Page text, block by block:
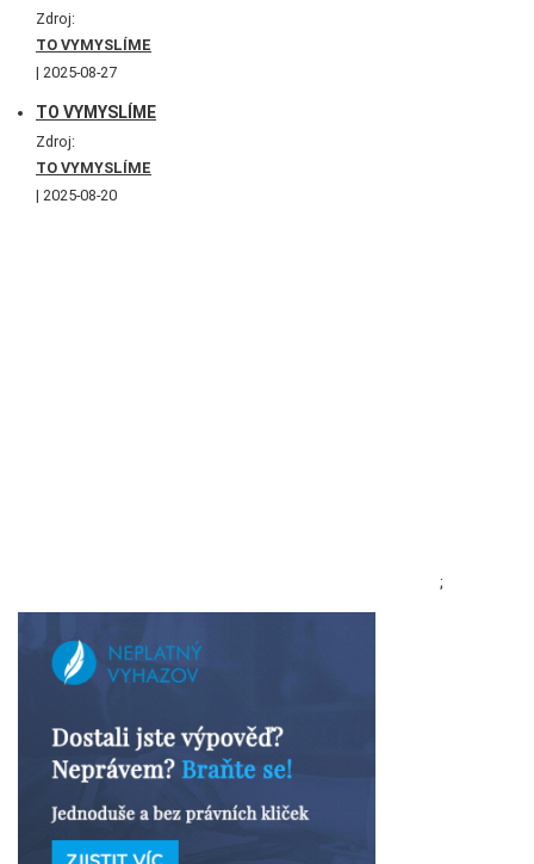
Zdroj:
TO VYMYSLÍME
2025-08-27
TO VYMYSLÍME
Zdroj:
TO VYMYSLÍME
2025-08-20
;